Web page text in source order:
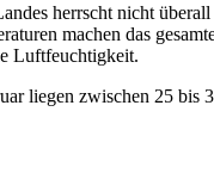
herrscht nicht
machen das
Luftfeuchtigkeit.
liegen zwischen 25